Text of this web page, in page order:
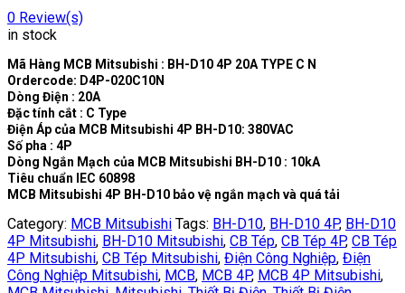
0 Review(s)
in stock
Mã Hàng MCB Mitsubishi : BH-D10 4P 20A TYPE C N
Ordercode: D4P-020C10N
Dòng Điện : 20A
Đặc tính cắt : C Type
Điện Áp của MCB Mitsubishi 4P BH-D10: 380VAC
Số pha : 4P
Dòng Ngắn Mạch của MCB Mitsubishi BH-D10 : 10kA
Tiêu chuẩn IEC 60898
MCB Mitsubishi 4P BH-D10 bảo vệ ngắn mạch và quá tải
Category: MCB Mitsubishi Tags: BH-D10, BH-D10 4P, BH-D10
4P Mitsubishi, BH-D10 Mitsubishi, CB Tép, CB Tép 4P, CB Tép
4P Mitsubishi, CB Tép Mitsubishi, Điện Công Nghiệp, Điện
Công Nghiệp Mitsubishi, MCB, MCB 4P, MCB 4P Mitsubishi,